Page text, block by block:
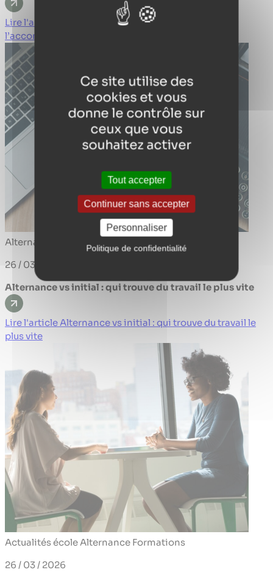
Ce site utilise des
cookies et vous
donne le contrôle sur
ceux que vous
souhaitez activer
Tout accepter
Continuer sans accepter
Personnaliser
Politique de confidentialité
Lire l'article Trouver une alternance : pourquoi
l’accompagnement change tout
Alternance
26 / 03 / 2026
Alternance vs initial : qui trouve du travail le plus vite
Lire l'article Alternance vs initial : qui trouve du travail le
plus vite
Actualités écoleAlternance Formations
26 / 03 / 2026